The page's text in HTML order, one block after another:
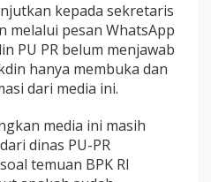
kepada sekretaris
melalui pesan WhatsApp
PU PR belum menjawab
hanya membuka dan
dari media ini.
media ini masih
dinas PU-PR
temuan BPK RI